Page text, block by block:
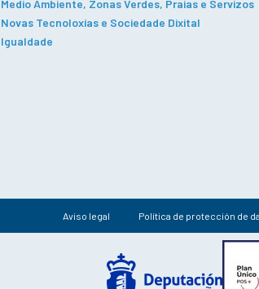
Medio Ambiente, Zonas Verdes, Praias e Servizos
Novas Tecnoloxías e Sociedade Dixital
Igualdade
Aviso legal Política de protección de